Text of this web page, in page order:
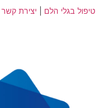
טיפול בגלי הלם יצירת קשר